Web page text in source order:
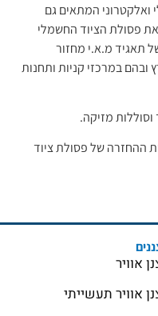
המתאים גם
את פסולת הציוד החשמלי
האיסוף של תאגיד מ.א.י מחזור
ובהם במרכזי קניות ותחנות
וסוללות מזיקה.
ההחזרה של פסולת ציוד
אוויר
אוויר תעשייתי